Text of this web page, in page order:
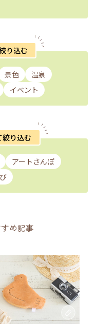
り込む
景色
温泉
イベント
絞り込む
アートさんぽ
め記事